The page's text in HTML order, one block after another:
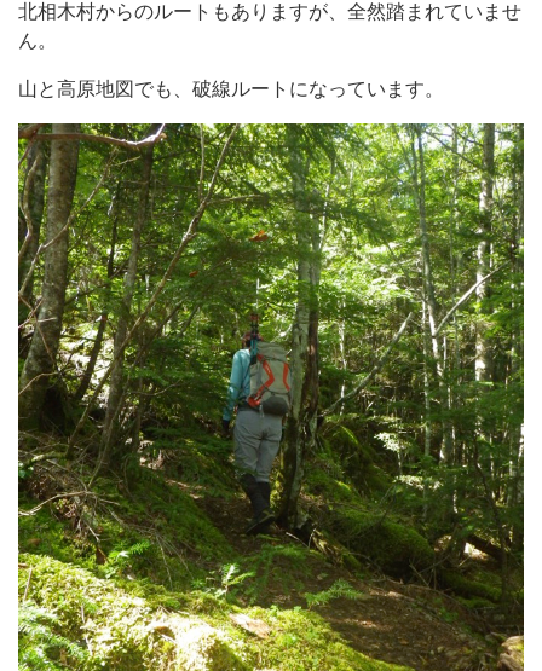
北相木村からのルートもありますが、全然踏まれていませ
ん。
山と高原地図でも、破線ルートになっています。